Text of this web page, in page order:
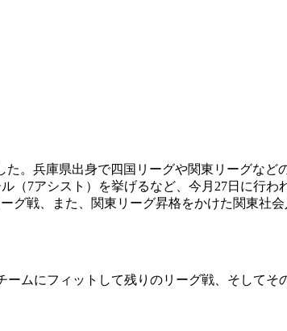
。兵庫県出身で四国リーグや関東リーグな
（7アシスト）を挙げるなど、今月27日に行
戦、また、関東リーグ昇格をかけた関東社
ムにフィットして残りのリーグ戦、そして